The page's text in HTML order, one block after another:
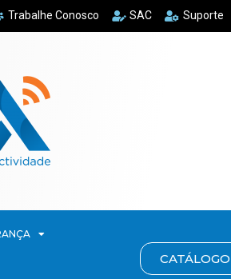
Trabalhe Conosco SAC Suporte
CATÁLOGO